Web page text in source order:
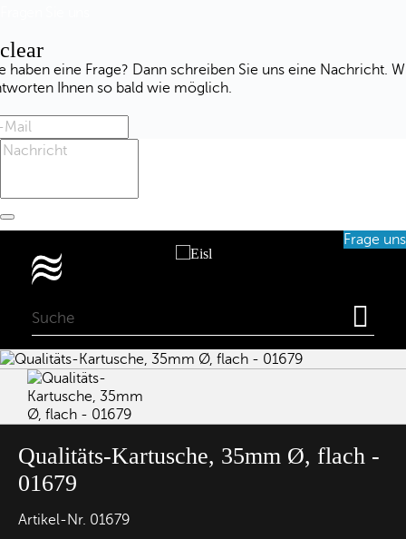
clear
haben eine Frage? Dann schreiben Sie uns eine Nachricht.
Ihnen so bald wie möglich.
Frage uns

Qualitäts-Kartusche, 35mm Ø, flach -
01679
Artikel-Nr. 01679